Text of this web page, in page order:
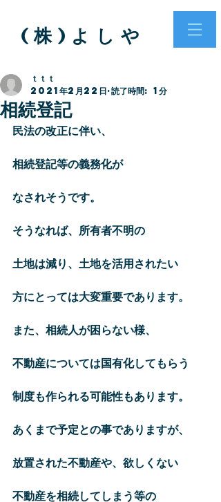
( 株 ) よ し や
相続登記
ｔｔｔ
2021年2月22日 読了時間: 1分
民法の改正に伴い、
相続登記等の義務化が
なされそうです。
そうなれば、所有者不明の
土地は減り、土地を活用されたい
方にとっては大変重要であります。
また、相続人が困らない様、
不動産については国有化してもらう
制度も作られる可能性もあります。
あくまで予定との事でありますが、
放置された不動産や、欲しくない
不動産を相続してしまう等の